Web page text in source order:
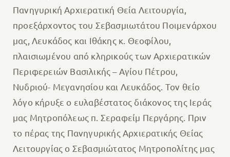
Πανηγυρική Αρχιερατική Θεία Λειτουργία,
προεξάρχοντος του Σεβασμιωτάτου Ποιμενάρχου
μας, Λευκάδος και Ιθάκης κ. Θεοφίλου,
πλαισιωμένου από κληρικούς των Αρχιερατικών
Περιφερειών Βασιλικής – Αγίου Πέτρου,
Νυδριού- Μεγανησίου και Λευκάδος. Τον θείο
λόγο κήρυξε ο ευλαβέστατος διάκονος της Ιεράς
μας Μητροπόλεως π. Σεραφείμ Περγάρης. Πριν
το πέρας της Πανηγυρικής Αρχιερατικής Θείας
Λειτουργίας ο Σεβασμιώτατος Μητροπολίτης μας